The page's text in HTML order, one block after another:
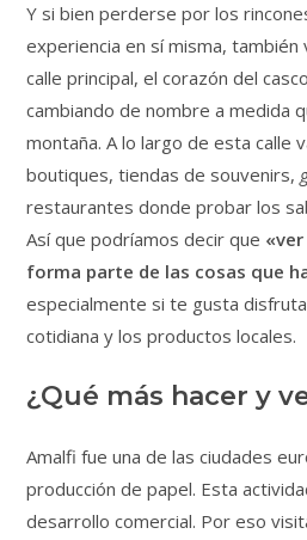
Y si bien perderse por los
experiencia en sí misma,
calle principal, el corazón del
cambiando de nombre a medida
montaña. A lo largo de esta calle
boutiques, tiendas de souvenirs,
restaurantes donde probar los
Así que podríamos decir que
forma parte de las cosas que
especialmente si te gusta
cotidiana y los productos locales.
¿Qué más hacer y
Amalfi fue una de las ciudades
producción de papel. Esta
desarrollo comercial. Por eso